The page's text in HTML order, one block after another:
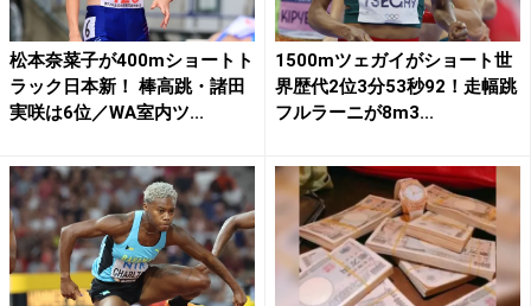
松本奈菜子が400mショートト
ラック日本新！ 棒高跳・諸田
実咲は6位／WA室内ツ...
1500mツェガイがショート世
界歴代2位3分53秒92！走幅跳
フルラーニが8m3...